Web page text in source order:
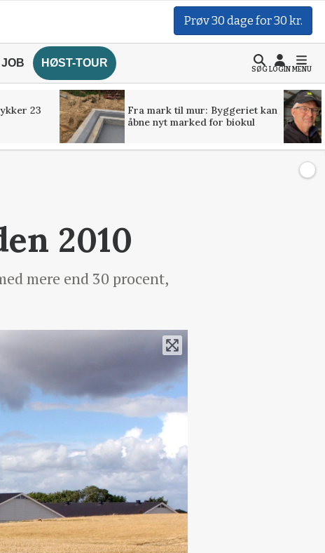
Prøv 30 dage for 30 kr.
JOB HØST-TOUR
SØGLOGINMENU
23
Fra mark til mur: Byggeriet kan
åbne nyt marked for biokul
2010
mere end 30 procent,